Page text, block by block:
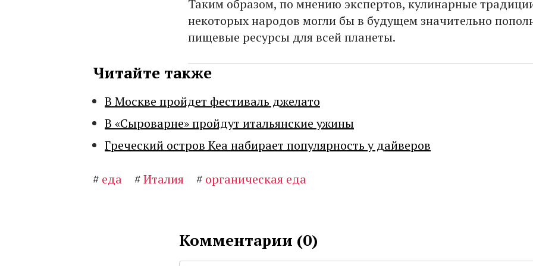
Таким образом, по мнению экспертов, кулинарные
некоторых народов могли бы в будущем значительно
пищевые ресурсы для всей планеты.
Читайте также
В Москве пройдет фестиваль джелато
В «Сыроварне» пройдут итальянские ужины
Греческий остров Кеа набирает популярность у дайверов
# еда #Италия # органическая еда
Комментарии (0)